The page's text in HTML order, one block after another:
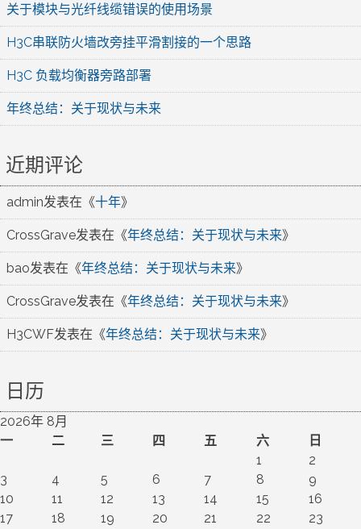
关于模块与光纤线缆错误的使用场景
H3C串联防火墙改旁挂平滑割接的一个思路
H3C 负载均衡器旁路部署
年终总结：关于现状与未来
近期评论
admin发表在《十年》
CrossGrave发表在《年终总结：关于现状与未来》
bao发表在《年终总结：关于现状与未来》
CrossGrave发表在《年终总结：关于现状与未来》
H3CWF发表在《年终总结：关于现状与未来》
日历
2026年 8月
一
二 三 四 五 六
日
1
2
3
4 5 6 7 8
9
10
11 12 13 14 15
16
17
18 19 20 21 22
23